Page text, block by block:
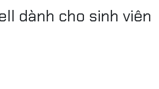
dành cho sinh viên